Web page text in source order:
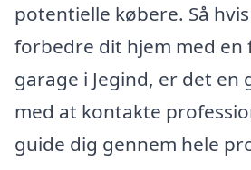
potentielle købere. Så
forbedre dit hjem med
garage i Jegind, er det en
med at kontakte
guide dig gennem hele